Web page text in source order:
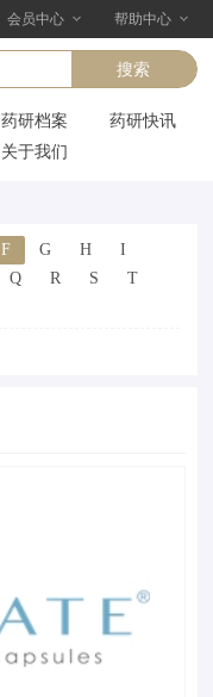
会员中心 帮助中心
药研档案
药研快讯
关于我们
F G H
I
Q R S
T